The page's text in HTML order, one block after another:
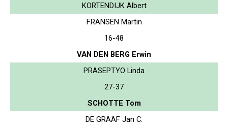
KORTENDIJK Albert
FRANSEN Martin
16-48
VAN DEN BERG Erwin
PRASEPTYO Linda
27-37
SCHOTTE Tom
DE GRAAF Jan C.